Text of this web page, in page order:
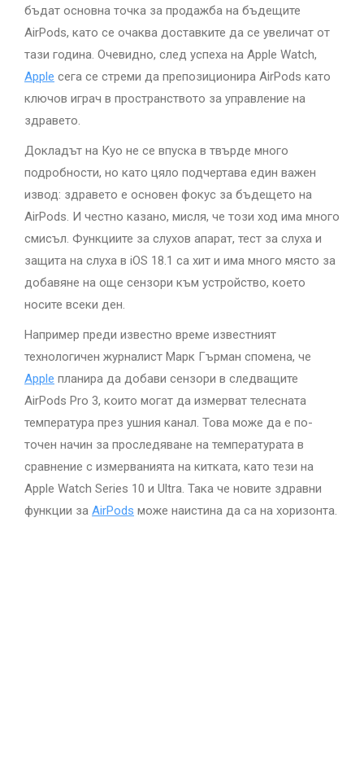
бъдат основна точка за продажба на бъдещите
AirPods, като се очаква доставките да се увеличат от
тази година. Очевидно, след успеха на Apple Watch,
Apple сега се стреми да препозиционира AirPods като
ключов играч в пространството за управление на
здравето.
Докладът на Куо не се впуска в твърде много
подробности, но като цяло подчертава един важен
извод: здравето е основен фокус за бъдещето на
AirPods. И честно казано, мисля, че този ход има много
смисъл. Функциите за слухов апарат, тест за слуха и
защита на слуха в iOS 18.1 са хит и има много място за
добавяне на още сензори към устройство, което
носите всеки ден.
Например преди известно време известният
технологичен журналист Марк Гърман спомена, че
Apple планира да добави сензори в следващите
AirPods Pro 3, които могат да измерват телесната
температура през ушния канал. Това може да е по-
точен начин за проследяване на температурата в
сравнение с измерванията на китката, като тези на
Apple Watch Series 10 и Ultra. Така че новите здравни
функции за AirPods може наистина да са на хоризонта.